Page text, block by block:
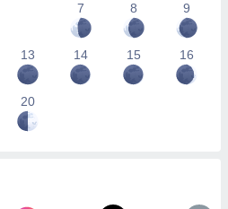
7
8 9
13 14 15 16
20